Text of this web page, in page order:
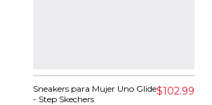
Sneakers para Mujer Uno Glide
- Step Skechers
$102.99